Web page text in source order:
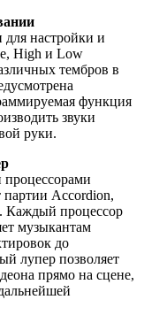
настройки и
High и Low
тембров в
функция
звуки
руки.
партии Accordion,
Каждый процессор
музыкантам
до
лупер позволяет
прямо на сцене,